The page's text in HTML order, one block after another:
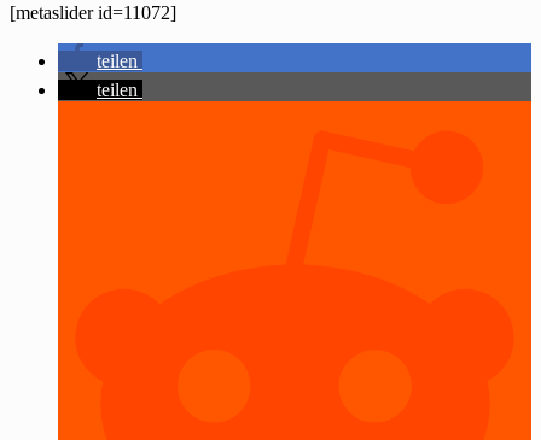
[metaslider id=11072]
teilen
teilen